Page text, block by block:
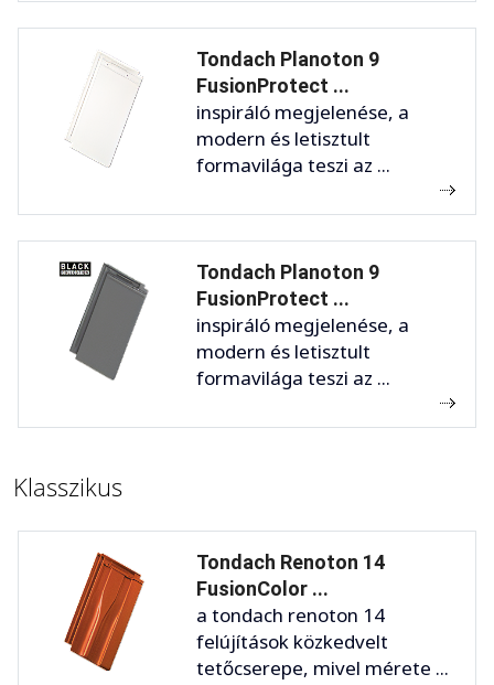
Tondach Planoton 9
FusionProtect ...
inspiráló megjelenése, a
modern és letisztult
formavilága teszi az ...
Tondach Planoton 9
FusionProtect ...
inspiráló megjelenése, a
modern és letisztult
formavilága teszi az ...
Klasszikus
Tondach Renoton 14
FusionColor ...
a tondach renoton 14
felújítások közkedvelt
tetőcserepe, mivel mérete ...